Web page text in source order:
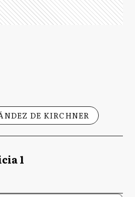
DE KIRCHNER
1